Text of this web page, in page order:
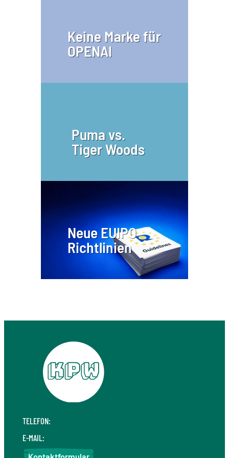
Keine Marke für
OPENAI
Puma vs.
Tiger Woods
Neue EUIPO
Richtlinien
TELEFON:
E-MAIL: